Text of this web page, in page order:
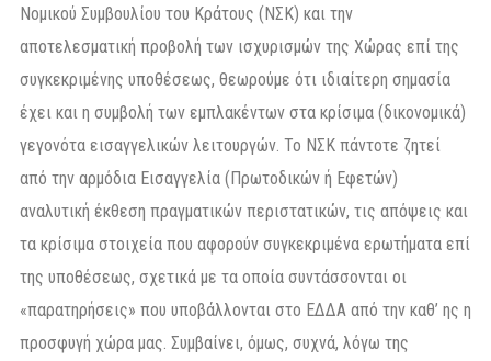
Νομικού Συμβουλίου του Κράτους (ΝΣΚ) και την
αποτελεσματική προβολή των ισχυρισμών της Χώρας επί της
συγκεκριμένης υποθέσεως, θεωρούμε ότι ιδιαίτερη σημασία
έχει και η συμβολή των εμπλακέντων στα κρίσιμα (δικονομικά)
γεγονότα εισαγγελικών λειτουργών. Το ΝΣΚ πάντοτε ζητεί
από την αρμόδια Εισαγγελία (Πρωτοδικών ή Εφετών)
αναλυτική έκθεση πραγματικών περιστατικών, τις απόψεις και
τα κρίσιμα στοιχεία που αφορούν συγκεκριμένα ερωτήματα επί
της υποθέσεως, σχετικά με τα οποία συντάσσονται οι
«παρατηρήσεις» που υποβάλλονται στο ΕΔΔΑ από την καθ’ ης η
προσφυγή χώρα μας. Συμβαίνει, όμως, συχνά, λόγω της